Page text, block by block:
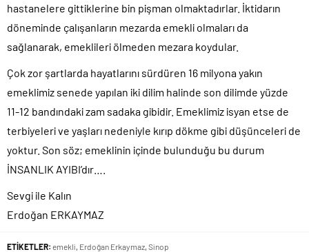
hastanelere gittiklerine bin pişman olmaktadırlar. İktidarın
döneminde çalışanların mezarda emekli olmaları da
sağlanarak, emeklileri ölmeden mezara koydular.
Çok zor şartlarda hayatlarını sürdüren 16 milyona yakın
emeklimiz senede yapılan iki dilim halinde son dilimde yüzde
11-12 bandındaki zam sadaka gibidir. Emeklimiz isyan etse de
terbiyeleri ve yaşları nedeniyle kırıp dökme gibi düşünceleri de
yoktur. Son söz; emeklinin içinde bulunduğu bu durum
İNSANLIK AYIBI’dır….
Sevgi ile Kalın
Erdoğan ERKAYMAZ
ETİKETLER: emekli Erdoğan Erkaymaz Sinop